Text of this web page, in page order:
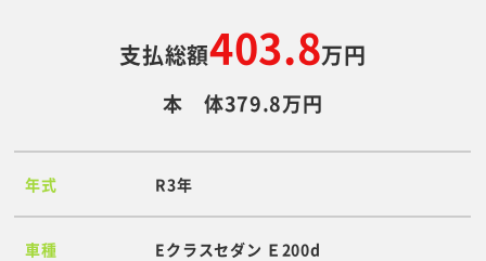
支払総額403.8万円
本 体379.8万円
年式 R3年
車種 Eクラスセダン Ｅ200d